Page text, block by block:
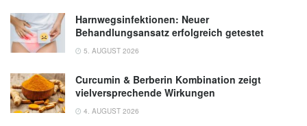
Harnwegsinfektionen: Neuer
Behandlungsansatz erfolgreich getestet
5. AUGUST 2026
Curcumin & Berberin Kombination zeigt
vielversprechende Wirkungen
4. AUGUST 2026